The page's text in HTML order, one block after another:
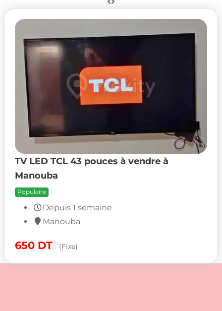
TV LED TCL 43 pouces à vendre à
Manouba
Populaire
Depuis 1 semaine
Manouba
650 DT (Fixe)